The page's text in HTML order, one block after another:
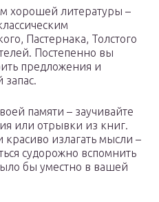
хорошей литературы –
Пастернака, Толстого
Постепенно вы
предложения и
запас.
памяти – заучивайте
или отрывки из книг.
излагать мысли –
судорожно вспомнить
бы уместно в вашей